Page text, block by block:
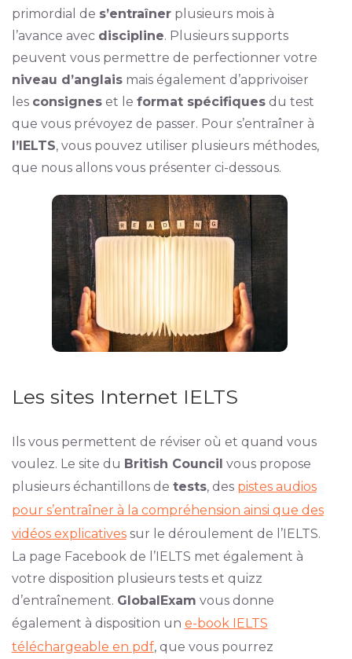
primordial de s’entraînerplusieurs mois à
l’avance avec discipline. Plusieurs supports
peuvent vous permettre de perfectionner votre
niveau d’anglaismais également d’apprivoiser
les consigneset le format spécifiquesdu test
que vous prévoyez de passer. Pour s’entraîner à
l’IELTS, vous pouvez utiliser plusieurs méthodes,
que nous allons vous présenter ci-dessous.
Les sites Internet IELTS
Ils vous permettent de réviser où et quand vous
voulez. Le site du British Council vous propose
plusieurs échantillons de tests, des pistes audios
pour s’entraîner à la compréhension ainsi que des
vidéos explicativessur le déroulement de l’IELTS.
La page Facebook de l’IELTS met également à
votre disposition plusieurs tests et quizz
d’entraînement. GlobalExam vous donne
également à disposition un e-book IELTS
téléchargeable en pdf, que vous pourrez